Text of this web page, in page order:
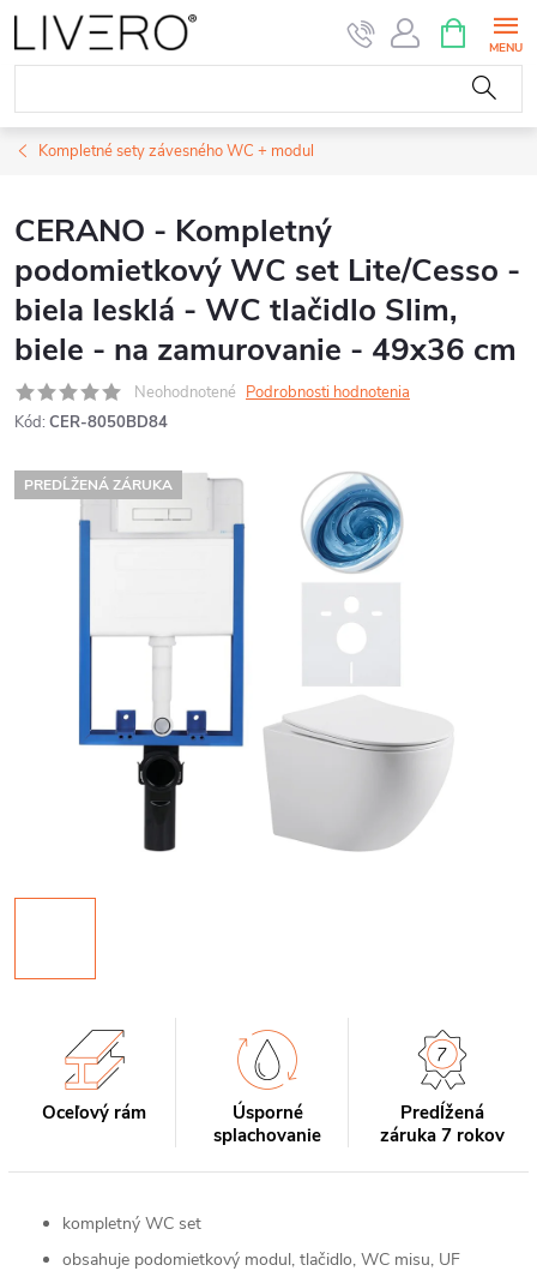
Prejsť
na
obsah
KOŠÍK
Kompletné sety závesného WC + modul
CERANO - Kompletný
podomietkový WC set Lite/Cesso -
biela lesklá - WC tlačidlo Slim,
biele - na zamurovanie - 49x36 cm
Neohodnotené Podrobnosti hodnotenia
Kód: CER-8050BD84
PREDĹŽENÁ ZÁRUKA
Oceľový rám
Úsporné
splachovanie
Predĺžená
záruka 7 rokov
kompletný WC set
obsahuje podomietkový modul, tlačidlo, WC misu, UF